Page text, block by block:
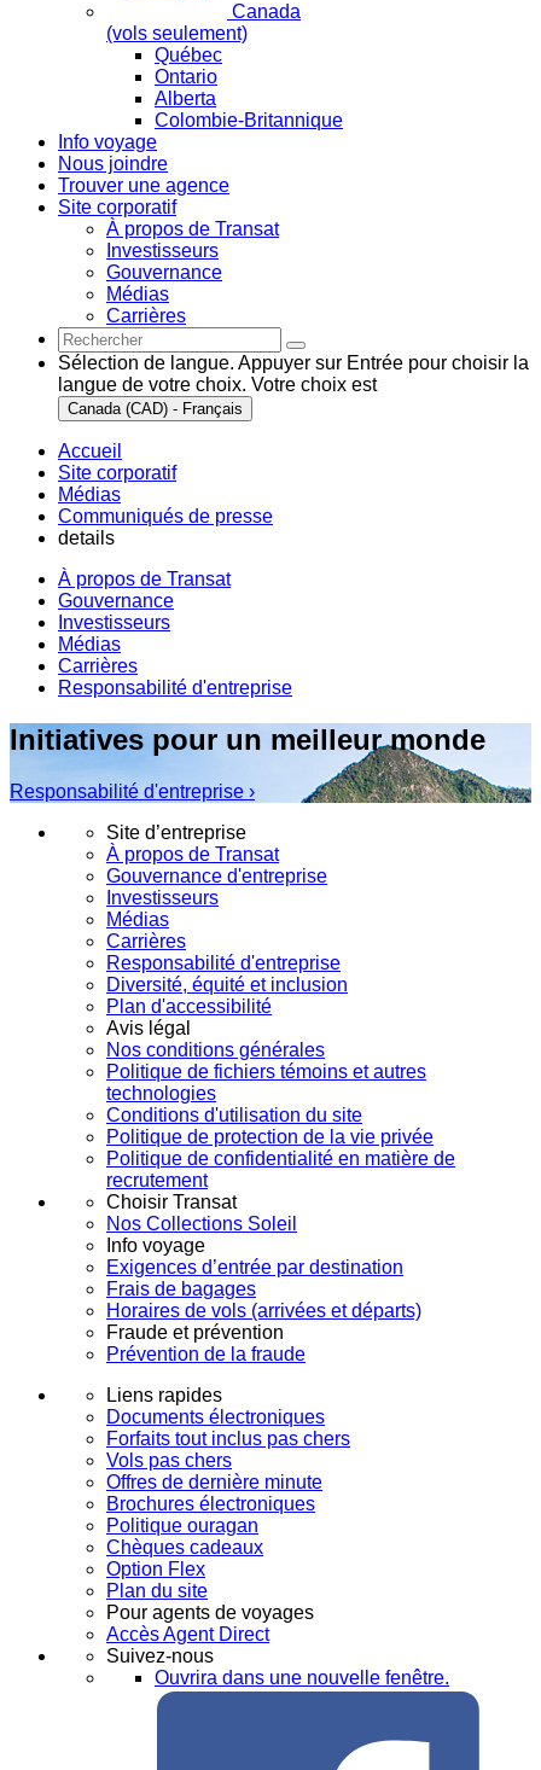
Canada
(vols seulement)
Québec
Ontario
Alberta
Colombie-Britannique
Info voyage
Nous joindre
Trouver une agence
Site corporatif
À propos de Transat
Investisseurs
Gouvernance
Médias
Carrières
Sélection de langue. Appuyer sur Entrée pour choisir la
langue de votre choix. Votre choix est
Canada (CAD) - Français
Accueil
Site corporatif
Médias
Communiqués de presse
details
À propos de Transat
Gouvernance
Investisseurs
Médias
Carrières
Responsabilité d'entreprise
Initiatives pour un meilleur monde
Responsabilité d'entreprise ›
Site d’entreprise
À propos de Transat
Gouvernance d'entreprise
Investisseurs
Médias
Carrières
Responsabilité d'entreprise
Diversité, équité et inclusion
Plan d'accessibilité
Avis légal
Nos conditions générales
Politique de fichiers témoins et autres
technologies
Conditions d'utilisation du site
Politique de protection de la vie privée
Politique de confidentialité en matière de
recrutement
Choisir Transat
Nos Collections Soleil
Info voyage
Exigences d’entrée par destination
Frais de bagages
Horaires de vols (arrivées et départs)
Fraude et prévention
Prévention de la fraude
Liens rapides
Documents électroniques
Forfaits tout inclus pas chers
Vols pas chers
Offres de dernière minute
Brochures électroniques
Politique ouragan
Chèques cadeaux
Option Flex
Plan du site
Pour agents de voyages
Accès Agent Direct
Suivez-nous
Ouvrira dans une nouvelle fenêtre.